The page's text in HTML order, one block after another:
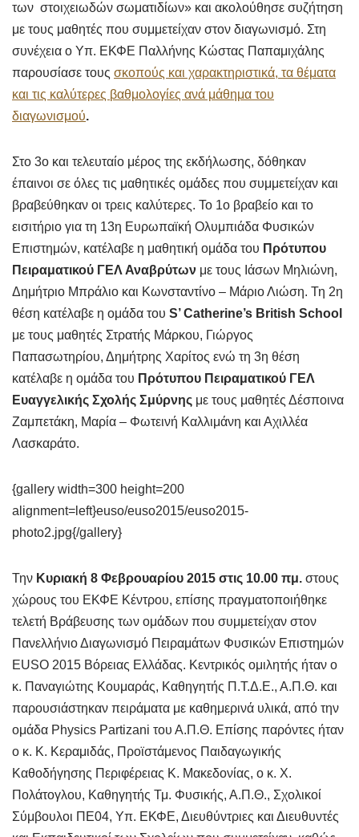
των στοιχειωδών σωματιδίων» και ακολούθησε συζήτηση
με τους μαθητές που συμμετείχαν στον διαγωνισμό. Στη
συνέχεια ο Υπ. ΕΚΦΕ Παλλήνης Κώστας Παπαμιχάλης
παρουσίασε τους σκοπούς και χαρακτηριστικά, τα θέματα
και τις καλύτερες βαθμολογίες ανά μάθημα του
διαγωνισμού.
Στο 3ο και τελευταίο μέρος της εκδήλωσης, δόθηκαν
έπαινοι σε όλες τις μαθητικές ομάδες που συμμετείχαν και
βραβεύθηκαν οι τρεις καλύτερες. Το 1ο βραβείο και το
εισιτήριο για τη 13η Ευρωπαϊκή Ολυμπιάδα Φυσικών
Επιστημών, κατέλαβε η μαθητική ομάδα του Πρότυπου
Πειραματικού ΓΕΛ Αναβρύτων με τους Ιάσων Μηλιώνη,
Δημήτριο Μπράλιο και Κωνσταντίνο – Μάριο Λιώση. Τη 2η
θέση κατέλαβε η ομάδα του S’ Catherine’s British School
με τους μαθητές Στρατής Μάρκου, Γιώργος
Παπασωτηρίου, Δημήτρης Χαρίτος ενώ τη 3η θέση
κατέλαβε η ομάδα του Πρότυπου Πειραματικού ΓΕΛ
Ευαγγελικής Σχολής Σμύρνης με τους μαθητές Δέσποινα
Ζαμπετάκη, Μαρία – Φωτεινή Καλλιμάνη και Αχιλλέα
Λασκαράτο.
{gallery width=300 height=200
alignment=left}euso/euso2015/euso2015-
photo2.jpg{/gallery}
Την Κυριακή 8 Φεβρουαρίου 2015 στις 10.00 πμ. στους
χώρους του ΕΚΦΕ Κέντρου, επίσης πραγματοποιήθηκε
τελετή Βράβευσης των ομάδων που συμμετείχαν στον
Πανελλήνιο Διαγωνισμό Πειραμάτων Φυσικών Επιστημών
EUSO 2015 Βόρειας Ελλάδας. Κεντρικός ομιλητής ήταν ο
κ. Παναγιώτης Κουμαράς, Καθηγητής Π.Τ.Δ.Ε., Α.Π.Θ. και
παρουσιάστηκαν πειράματα με καθημερινά υλικά, από την
ομάδα Physics Partizani του Α.Π.Θ. Επίσης παρόντες ήταν
ο κ. Κ. Κεραμιδάς, Προϊστάμενος Παιδαγωγικής
Καθοδήγησης Περιφέρειας Κ. Μακεδονίας, ο κ. Χ.
Πολάτογλου, Καθηγητής Τμ. Φυσικής, Α.Π.Θ., Σχολικοί
Σύμβουλοι ΠΕ04, Υπ. ΕΚΦΕ, Διευθύντριες και Διευθυντές